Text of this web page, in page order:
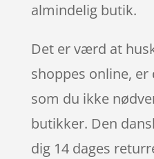
almindelig butik.
Det er værd at
shoppes online,
som du ikke
butikker. Den
dig 14 dages